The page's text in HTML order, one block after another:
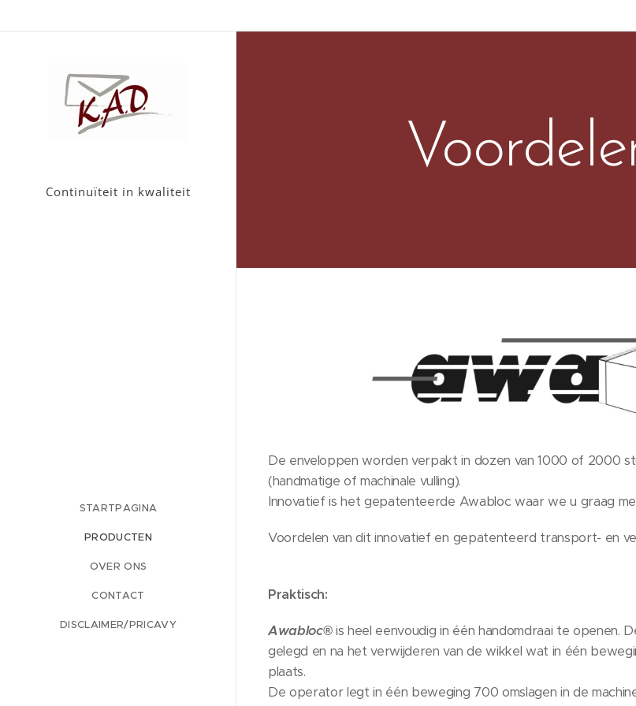
Continuïteit in kwaliteit
STARTPAGINA
PRODUCTEN
OVER ONS
CONTACT
DISCLAIMER/PRICAVY
De enveloppen worden verpakt in dozen van 1000 of 2000
(handmatige of machinale vulling).
Innovatief is het gepatenteerde Awabloc waar we u graag
Voordelen van dit innovatief en gepatenteerd transport- en
Praktisch:
Awabloc®is heel eenvoudig in één handomdraai te openen.
gelegd en na het verwijderen van de wikkel wat in één
plaats.
De operator legt in één beweging 700 omslagen in de